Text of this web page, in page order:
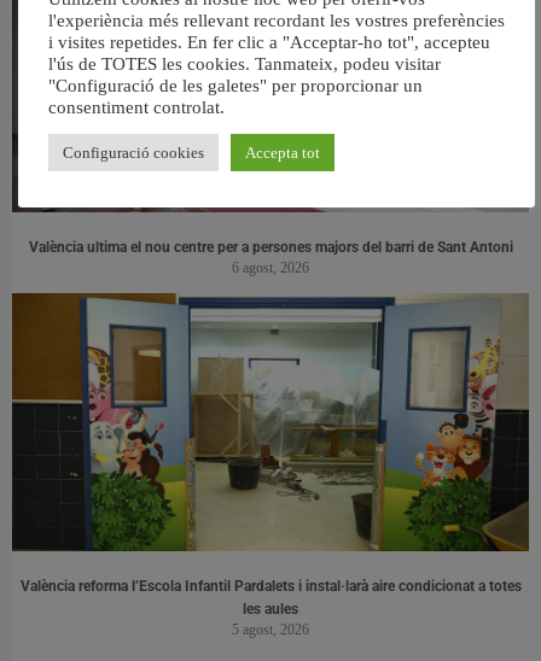
València ultima el nou centre per a persones majors del barri de Sant Antoni
6 agost, 2026
València reforma l’Escola Infantil Pardalets i instal·larà aire condicionat a totes
les aules
5 agost, 2026
l'experiència més rellevant recordant les vostres preferències
i visites repetides. En fer clic a "Acceptar-ho tot", accepteu
l'ús de TOTES les cookies. Tanmateix, podeu visitar
"Configuració de les galetes" per proporcionar un
consentiment controlat.
Configuració cookies Accepta tot